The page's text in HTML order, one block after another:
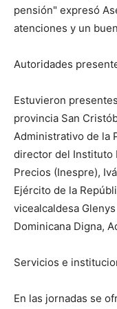
pensión" expresó
atenciones y un
Autoridades
Estuvieron
provincia San
Administrativo de la
director del Instituto
Precios (Inespre),
Ejército de la
vicealcaldesa
Dominicana Digna,
Servicios e
En las jornadas se